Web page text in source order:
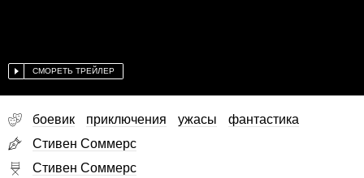
СМОРЕТЬ ТРЕЙЛЕР
боевик приключения ужасы
фантастика
Стивен Соммерс
Стивен Соммерс